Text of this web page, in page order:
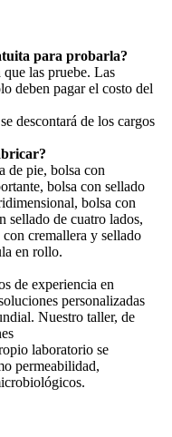
para probarla?
las pruebe. Las
deben pagar el costo del
descontará de los cargos
de pie, bolsa con
bolsa con sellado
bolsa con
sellado de cuatro lados,
cremallera y sellado
en rollo.
de experiencia en
personalizadas
Nuestro taller, de
laboratorio se
permeabilidad,